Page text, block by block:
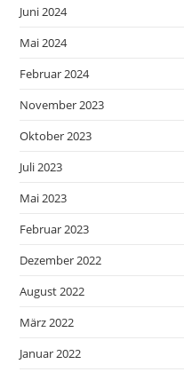
Juni 2024
Mai 2024
Februar 2024
November 2023
Oktober 2023
Juli 2023
Mai 2023
Februar 2023
Dezember 2022
August 2022
März 2022
Januar 2022